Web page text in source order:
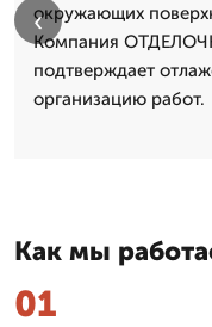
окружающих
Компания
подтверждает
организацию работ.
‹
Как мы
01